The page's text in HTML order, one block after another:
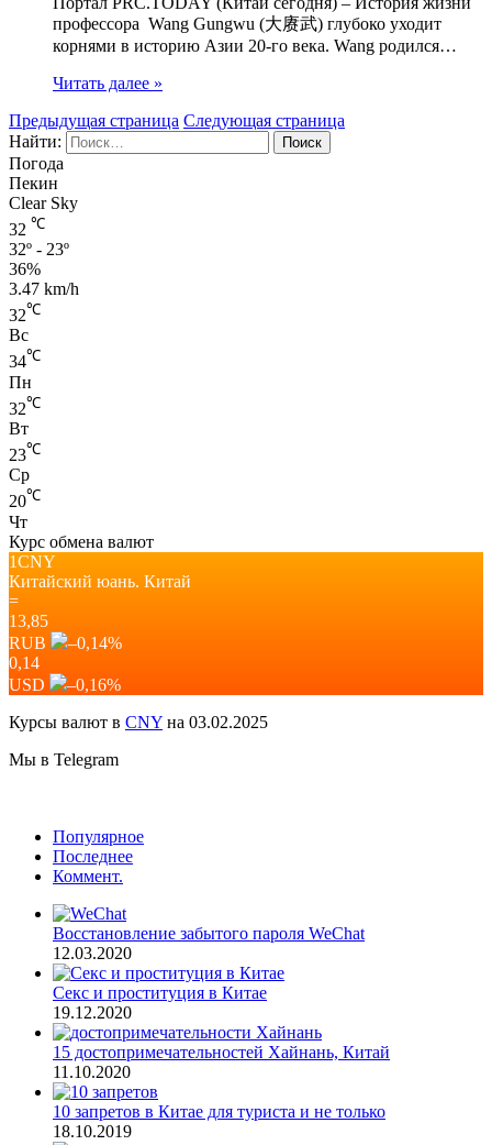
профессора Wang Gungwu (大赓武) глубоко уходит
корнями в историю Азии 20-го века. Wang родился…
Читать далее »
Предыдущая страница Следующая страница
Найти:
Погода
Пекин
Clear Sky
32 ℃
32º - 23º
36%
3.47 km/h
32℃
Вс
34℃
Пн
32℃
Вт
23℃
Ср
20℃
Чт
Курс обмена валют
1CNY
Китайский юань. Китай
=
13,85
RUB
–0,14%
0,14
USD
–0,16%
Курсы валют в CNY на 03.02.2025
Мы в Telegram
Популярное
Последнее
Коммент.
Восстановление забытого пароля WeChat
12.03.2020
Секс и проституция в Китае
19.12.2020
15 достопримечательностей Хайнань, Китай
11.10.2020
10 запретов в Китае для туриста и не только
18.10.2019